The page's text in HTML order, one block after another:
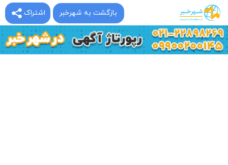
اشتراک بازگشت به شهرخبر